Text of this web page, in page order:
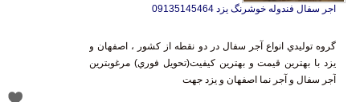
اجر سفال فندوله خوشرنگ یزد 09135145464
گروه توليدي انواع آجر سفال در دو نقطه از کشور ، اصفهان و
يزد با بهترين قيمت و بهترين کيفيت(تحويل فوري) مرغوبترين
آجر سفال و آجر نما اصفهان و يزد جهت